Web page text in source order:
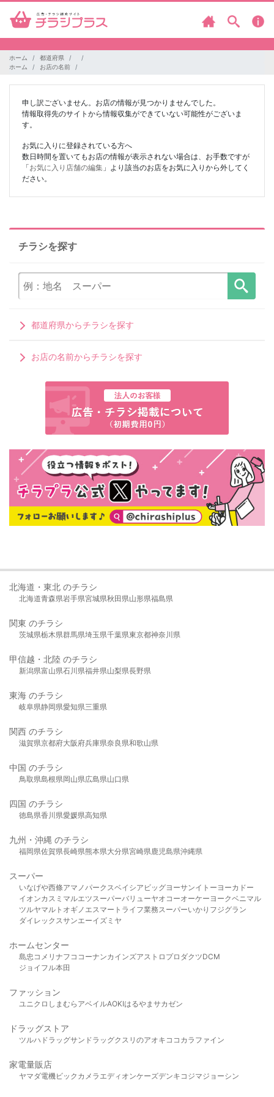
ホーム
都道府県
ホーム
お店の名前
申し訳ございません。お店の情報が見つかりませんでした。
情報取得先のサイトから情報収集ができていない可能性がございま
す。
お気に入りに登録されている方へ
数日時間を置いてもお店の情報が表示されない場合は、お手数ですが
「お気に入り店舗の編集 」より該当のお店をお気に入りから外してく
ださい。
チラシを探す
都道府県からチラシを探す
お店の名前からチラシを探す
北海道・東北 のチラシ
北海道青森県岩手県宮城県秋田県山形県福島県
関東 のチラシ
茨城県栃木県群馬県埼玉県千葉県東京都神奈川県
甲信越・北陸 のチラシ
新潟県富山県石川県福井県山梨県長野県
東海 のチラシ
岐阜県静岡県愛知県三重県
関西 のチラシ
滋賀県京都府大阪府兵庫県奈良県和歌山県
中国 のチラシ
鳥取県島根県岡山県広島県山口県
四国 のチラシ
徳島県香川県愛媛県高知県
九州・沖縄 のチラシ
福岡県佐賀県長崎県熊本県大分県宮崎県鹿児島県沖縄県
スーパー
いなげや西條アマノパークスベイシア ビッグヨーサンイトーヨーカドー
イオンカスミ マルエツスーパーバリューヤオコーオーケー ヨークベニマル
ツルヤマルト オギノ エスマート ライフ業務スーパーいかり フジグラン
ダイレックスサンエーイズミヤ
ホームセンター
島忠 コメリ ナフコ コーナンカインズアストロプロダクツDCM
ジョイフル本田
ファッション
ユニクロ しまむら アベイルAOKIはるやま サカゼン
ドラッグストア
ツルハドラッグサンドラッグクスリのアオキ ココカラファイン
家電量販店
ヤマダ電機ビックカメラ エディオンケーズデンキ コジマジョーシン